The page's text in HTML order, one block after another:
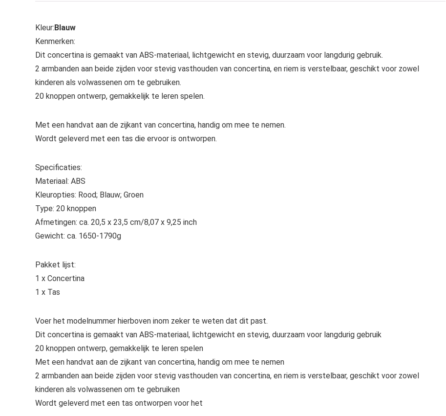
Kleur:Blauw
Kenmerken:
Dit concertina is gemaakt van ABS-materiaal, lichtgewicht en stevig, duurzaam voor langdurig gebruik.
2 armbanden aan beide zijden voor stevig vasthouden van concertina, en riem is verstelbaar, geschikt voor zowel
kinderen als volwassenen om te gebruiken.
20 knoppen ontwerp, gemakkelijk te leren spelen.
Met een handvat aan de zijkant van concertina, handig om mee te nemen.
Wordt geleverd met een tas die ervoor is ontworpen.
Specificaties:
Materiaal: ABS
Kleuropties: Rood; Blauw; Groen
Type: 20 knoppen
Afmetingen: ca. 20,5 x 23,5 cm/8,07 x 9,25 inch
Gewicht: ca. 1650-1790g
Pakket lijst:
1 x Concertina
1 x Tas
Voer het modelnummer hierboven inom zeker te weten dat dit past.
Dit concertina is gemaakt van ABS-materiaal, lichtgewicht en stevig, duurzaam voor langdurig gebruik
20 knoppen ontwerp, gemakkelijk te leren spelen
Met een handvat aan de zijkant van concertina, handig om mee te nemen
2 armbanden aan beide zijden voor stevig vasthouden van concertina, en riem is verstelbaar, geschikt voor zowel
kinderen als volwassenen om te gebruiken
Wordt geleverd met een tas ontworpen voor het